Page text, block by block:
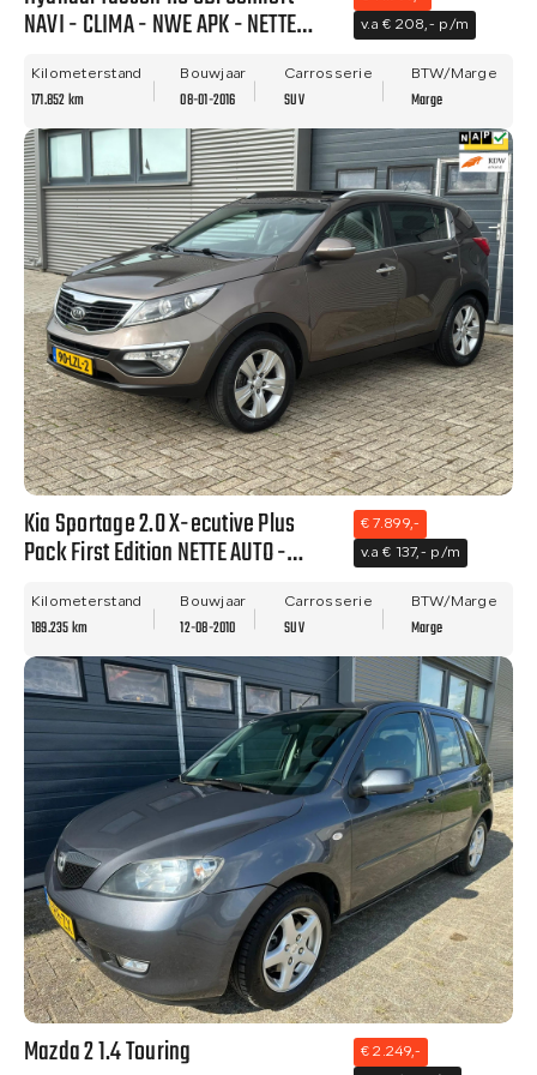
NAVI - CLIMA - NWE APK - NETTE
v.a € 208,- p/m
Kilometerstand
171.852 km
Bouwjaar
08-01-2016
Carrosserie
SUV
BTW/Marge
Marge
Kia Sportage 2.0 X-ecutive Plus
Pack First Edition NETTE AUTO -
€ 7.899,-
v.a € 137,- p/m
Kilometerstand
189.235 km
Bouwjaar
12-08-2010
Carrosserie
SUV
BTW/Marge
Marge
Mazda 2 1.4 Touring
€ 2.249,-